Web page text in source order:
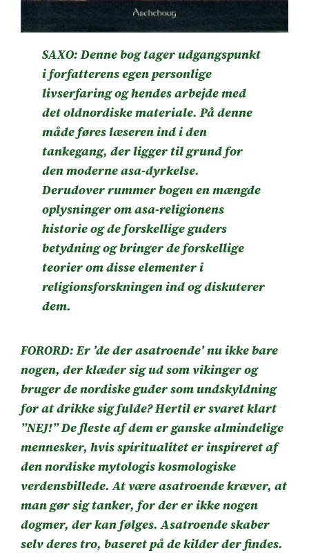
SAXO: Denne bog tager udgangspunkt
i forfatterens egen personlige
livserfaring og hendes arbejde med
det oldnordiske materiale. På denne
måde føres læseren ind i den
tankegang, der ligger til grund for
den moderne asa-dyrkelse.
Derudover rummer bogen en mængde
oplysninger om asa-religionens
historie og de forskellige guders
betydning og bringer de forskellige
teorier om disse elementer i
religionsforskningen ind og diskuterer
dem.
FORORD: Er ’de der asatroende’ nu ikke bare
nogen, der klæder sig ud som vikinger og
bruger de nordiske guder som undskyldning
for at drikke sig fulde? Hertil er svaret klart
”NEJ!” De fleste af dem er ganske almindelige
mennesker, hvis spiritualitet er inspireret af
den nordiske mytologis kosmologiske
verdensbillede. At være asatroende kræver, at
man gør sig tanker, for der er ikke nogen
dogmer, der kan følges. Asatroende skaber
selv deres tro, baseret på de kilder der findes.